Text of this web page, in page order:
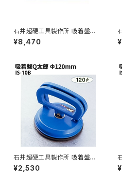
石井超硬工具製作所 吸着盤Q
太郎(平面用) Φ120mmX2 ア
ルミ製 IS-1 ≪代引き不可・メー
¥8,470
石井超硬工具製作所 吸着盤Q
太郎(平面用) Φ120mm プラス
チック製 IS-10B ≪メーカー直
¥2,530